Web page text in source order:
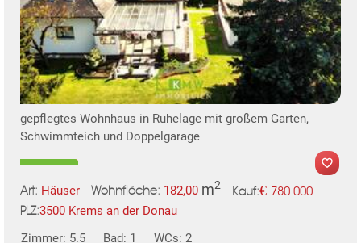
gepflegtes Wohnhaus in Ruhelage mit großem Garten,
Schwimmteich und Doppelgarage
Art: Häuser Wohnfläche: 182,00 m2 Kauf:€ 780.000
PLZ:3500 Krems an der Donau
Zimmer: 5.5
Bad: 1 WCs: 2